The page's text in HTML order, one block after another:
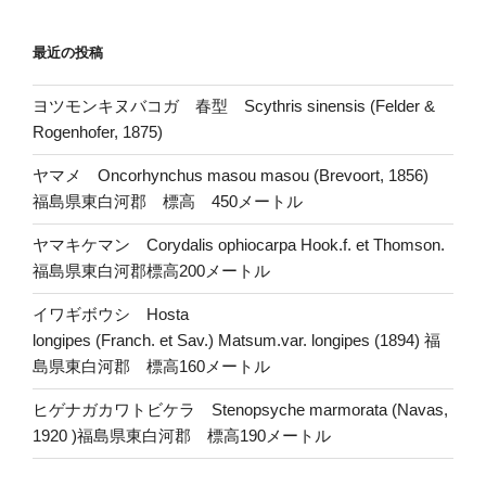
最近の投稿
ヨツモンキヌバコガ 春型 Scythris sinensis (Felder &
Rogenhofer, 1875)
ヤマメ Oncorhynchus masou masou (Brevoort, 1856)
福島県東白河郡 標高 450メートル
ヤマキケマン Corydalis ophiocarpa Hook.f. et Thomson.
福島県東白河郡標高200メートル
イワギボウシ Hosta
longipes (Franch. et Sav.) Matsum.var. longipes (1894) 福
島県東白河郡 標高160メートル
ヒゲナガカワトビケラ Stenopsyche marmorata (Navas,
1920 )福島県東白河郡 標高190メートル